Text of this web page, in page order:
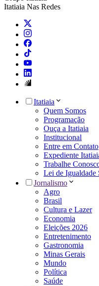
Itatiaia Nas Redes
Itatiaia
Quem Somos
Programação
Ouça a Itatiaia
Institucional
Entre em Contato
Expediente
Trabalhe
Lei de Igualdade
Jornalismo
Agro
Brasil
Cultura e Lazer
Economia
Eleições 2026
Entretenimento
Gastronomia
Minas Gerais
Mundo
Política
Saúde